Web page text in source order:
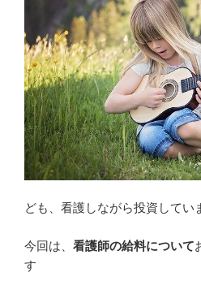
ども、看護しながら投資してい
今回は、 看護師の給料について
す